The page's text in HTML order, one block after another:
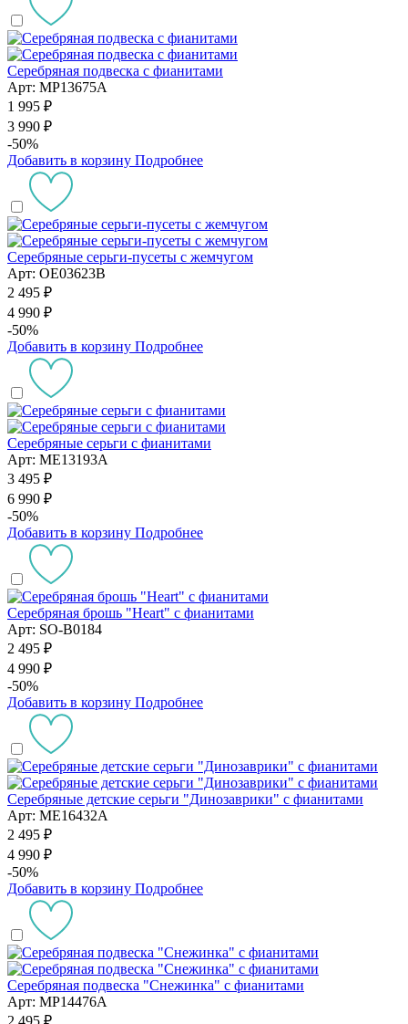
Серебряная подвеска с фианитами
Арт: MP13675A
1 995 ₽
3 990 ₽
-50%
Добавить в корзину Подробнее
Серебряные серьги-пусеты с жемчугом
Арт: OE03623B
2 495 ₽
4 990 ₽
-50%
Добавить в корзину Подробнее
Серебряные серьги с фианитами
Арт: ME13193A
3 495 ₽
6 990 ₽
-50%
Добавить в корзину Подробнее
Серебряная брошь "Heart" с фианитами
Арт: SO-B0184
2 495 ₽
4 990 ₽
-50%
Добавить в корзину Подробнее
Серебряные детские серьги "Динозаврики" с фианитами
Арт: ME16432A
2 495 ₽
4 990 ₽
-50%
Добавить в корзину Подробнее
Серебряная подвеска "Снежинка" с фианитами
Арт: MP14476A